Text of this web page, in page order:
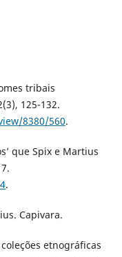
tribais
125-132.
8380/560.
que Spix e Martius
.
Capivara.
etnográficas